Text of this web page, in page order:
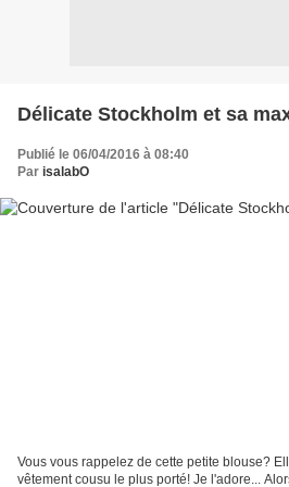
Délicate Stockholm et sa
Publié le 06/04/2016 à 08:40
Par isalabO
Vous vous rappelez de cette petite blouse?
vêtement cousu le plus porté! Je l'adore...